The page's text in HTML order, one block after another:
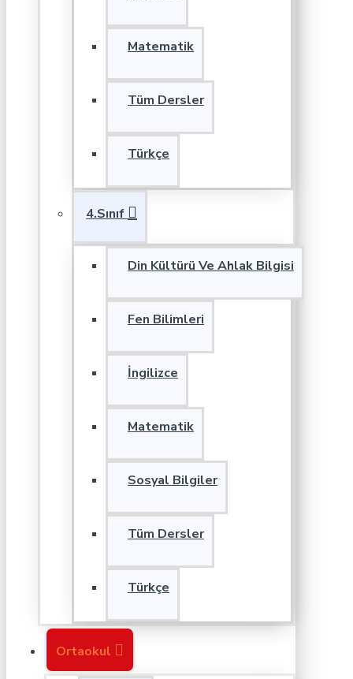
Matematik
Tüm Dersler
Türkçe
4.Sınıf
Din Kültürü Ve Ahlak Bilgisi
Fen Bilimleri
İngilizce
Matematik
Sosyal Bilgiler
Tüm Dersler
Türkçe
Ortaokul